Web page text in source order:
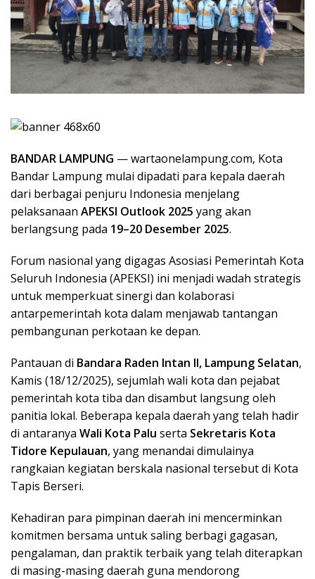
BANDAR LAMPUNG — wartaonelampung.com, Kota
Bandar Lampung mulai dipadati para kepala daerah
dari berbagai penjuru Indonesia menjelang
pelaksanaan APEKSI Outlook 2025 yang akan
berlangsung pada 19–20 Desember 2025.
Forum nasional yang digagas Asosiasi Pemerintah Kota
Seluruh Indonesia (APEKSI) ini menjadi wadah strategis
untuk memperkuat sinergi dan kolaborasi
antarpemerintah kota dalam menjawab tantangan
pembangunan perkotaan ke depan.
Pantauan di Bandara Raden Intan II, Lampung Selatan,
Kamis (18/12/2025), sejumlah wali kota dan pejabat
pemerintah kota tiba dan disambut langsung oleh
panitia lokal. Beberapa kepala daerah yang telah hadir
di antaranya Wali Kota Palu serta Sekretaris Kota
Tidore Kepulauan, yang menandai dimulainya
rangkaian kegiatan berskala nasional tersebut di Kota
Tapis Berseri.
Kehadiran para pimpinan daerah ini mencerminkan
komitmen bersama untuk saling berbagi gagasan,
pengalaman, dan praktik terbaik yang telah diterapkan
di masing-masing daerah guna mendorong